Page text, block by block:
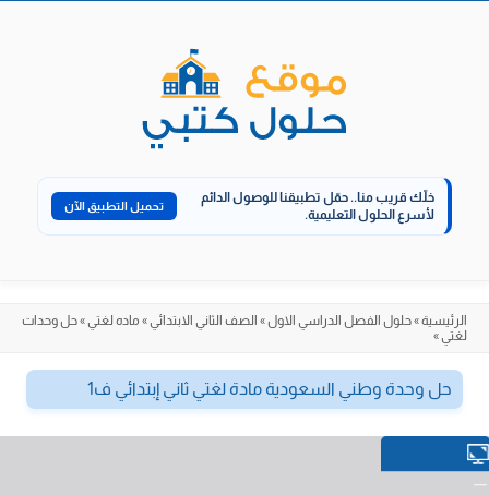
خلّك قريب منا.. حمّل تطبيقنا للوصول الدائم
لأسرع الحلول التعليمية.
تحميل التطبيق الآن
الرئيسية»حلول الفصل الدراسي الاول» الصف الثاني الابتدائي» ماده لغتي»حل وحدات
لغتي»
حل وحدة وطني السعودية مادة لغتي ثاني إبتدائي ف1